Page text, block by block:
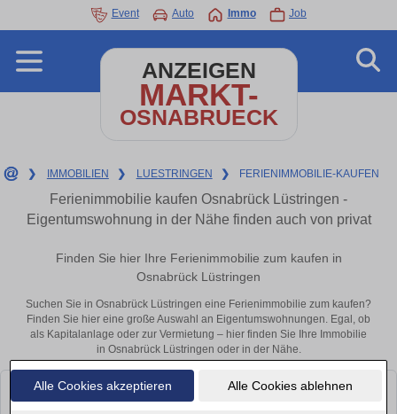
Alle Cookies akzeptieren Alle Cookies ablehnen
Event Auto Immo Job
ANZEIGEN
MARKT-
OSNABRUECK
❯ IMMOBILIEN ❯ LUESTRINGEN ❯ FERIENIMMOBILIE-KAUFEN
Ferienimmobilie kaufen Osnabrück Lüstringen -
Eigentumswohnung in der Nähe finden auch von privat
Finden Sie hier Ihre Ferienimmobilie zum kaufen in
Osnabrück Lüstringen
Suchen Sie in Osnabrück Lüstringen eine Ferienimmobilie zum kaufen?
Finden Sie hier eine große Auswahl an Eigentumswohnungen. Egal, ob
als Kapitalanlage oder zur Vermietung – hier finden Sie Ihre Immobilie
in Osnabrück Lüstringen oder in der Nähe.
Leider konnten wir derzeit keine passenden Objekte finden. Schauen Sie
bald wieder vorbei!